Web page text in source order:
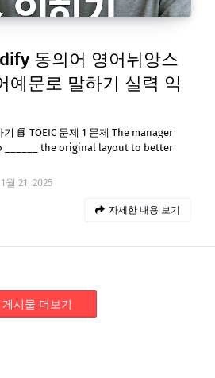
동의어 영어뉘앙스
예문로 말하기 실력 익
📘 TOEIC 문제 1 문제 The manager
______ the original layout to better
월 21, 2025
자세한 내용 보기
게시물 더보기